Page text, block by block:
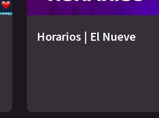
Horarios | El Nueve